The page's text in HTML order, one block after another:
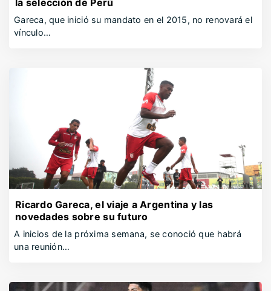
la selección de Perú
Gareca, que inició su mandato en el 2015, no renovará el
vínculo…
Ricardo Gareca, el viaje a Argentina y las
novedades sobre su futuro
A inicios de la próxima semana, se conoció que habrá
una reunión…